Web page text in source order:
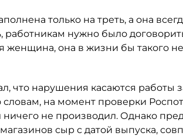
только на треть, а она
работникам нужно было
женщина, она в жизни бы такого
что нарушения касаются работы
на момент проверки
не производил. Однако
сыр с датой выпуска,